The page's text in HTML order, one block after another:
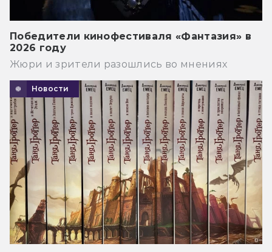
Победители кинофестиваля «Фантазия» в
2026 году
Жюри и зрители разошлись во мнениях
Новости